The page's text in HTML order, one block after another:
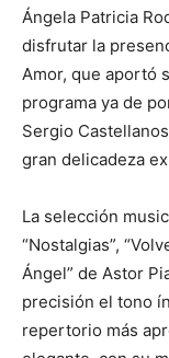
Ángela Patricia
disfrutar la
Amor, que aportó
programa ya de
Sergio
gran delicadeza
La selección
“Nostalgias”,
Ángel” de Astor
precisión el tono
repertorio más